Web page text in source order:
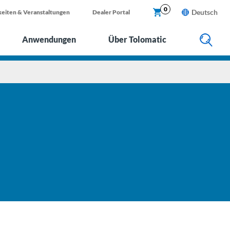
X
& Veranstaltungen Dealer Portal 0 Deutsch
Anwendungen Über Tolomatic